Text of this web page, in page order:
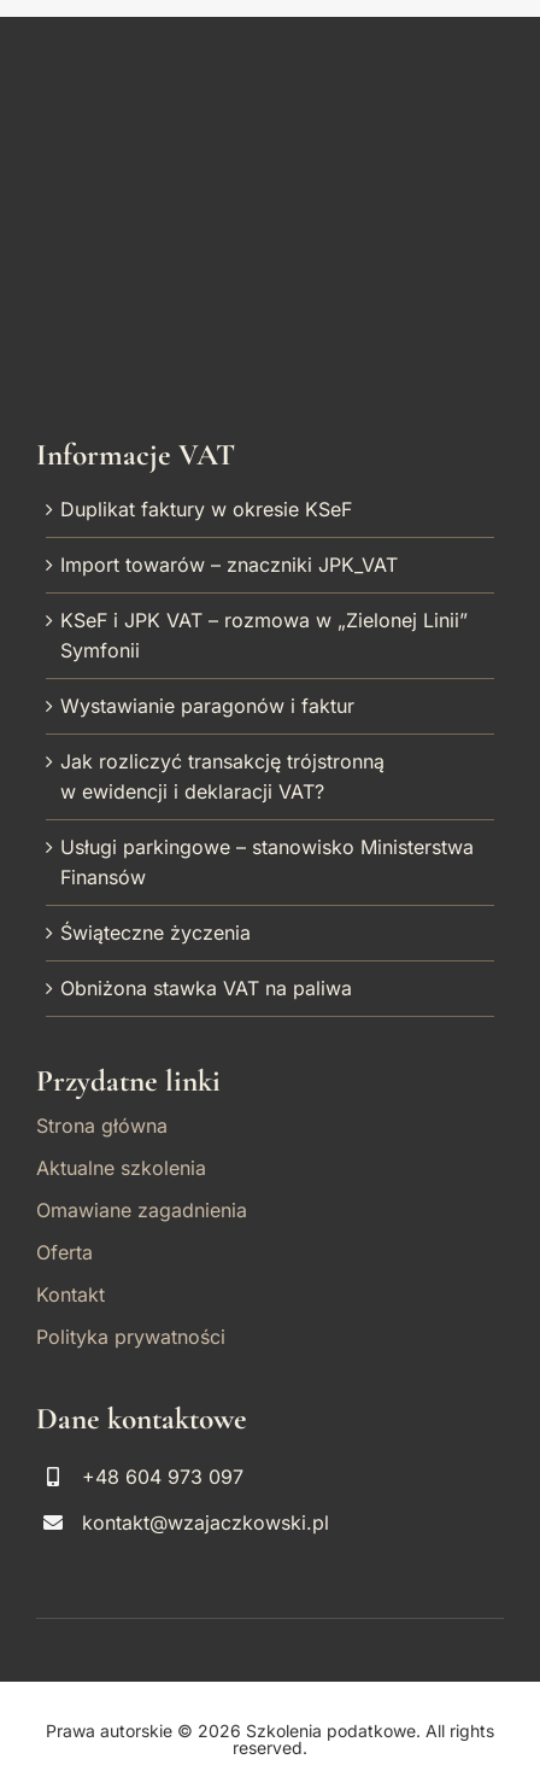
Informacje VAT
Duplikat faktury w okresie KSeF
Import towarów – znaczniki JPK_VAT
KSeF i JPK VAT – rozmowa w „Zielonej Linii”
Symfonii
Wystawianie paragonów i faktur
Jak rozliczyć transakcję trójstronną
w ewidencji i deklaracji VAT?
Usługi parkingowe – stanowisko Ministerstwa
Finansów
Świąteczne życzenia
Obniżona stawka VAT na paliwa
Przydatne linki
Strona główna
Aktualne szkolenia
Omawiane zagadnienia
Oferta
Kontakt
Polityka prywatności
Dane kontaktowe
+48 604 973 097
kontakt@wzajaczkowski.pl
Prawa autorskie © 2026 Szkolenia podatkowe. All rights
reserved.